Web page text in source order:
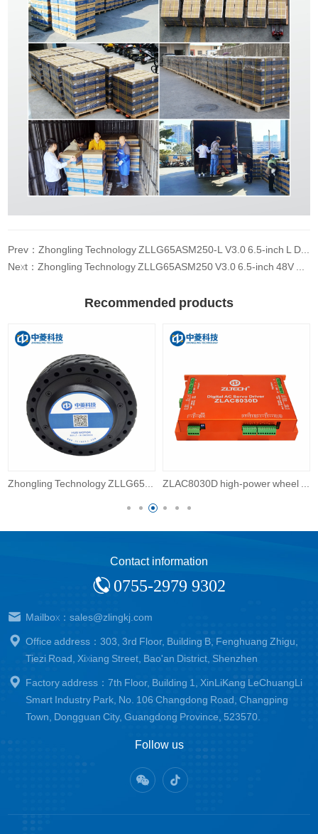
Prev：Zhongling Technology ZLLG65ASM250-L V3.0 6.5-inch L DC brushless service robot with built-in encoder and dual axis wheel hub servo motor
Next：Zhongling Technology ZLLG65ASM250 V3.0 6.5-inch 48V 250W 4N. m IP65 encoder robot wheel hub servo motor
Recommended products
Zhongling Technology ZLLG65ASM250-L V3.15 6.5-inch DC brushless service robot wheel servo motor ZLAC8030D high-power wheel hub servo driver CANopen/RS485 communication
Contact information
0755-2979 9302
Mailbox：sales@zlingkj.com
Office address：303, 3rd Floor, Building B, Fenghuang Zhigu,
Tiezi Road, Xixiang Street, Bao'an District, Shenzhen
Factory address：7th Floor, Building 1, XinLiKang LeChuangLi
Smart Industry Park, No. 106 Changdong Road, Changping
Town, Dongguan City, Guangdong Province, 523570.
Follow us